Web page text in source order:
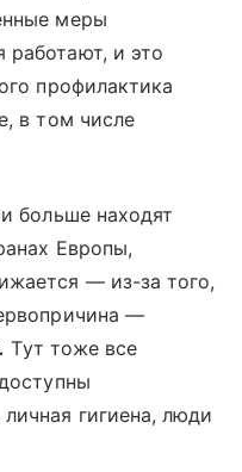
меры
работают, и это
профилактика
в том числе
больше находят
Европы,
— из-за того,
—
Тут тоже все
гигиена, люди